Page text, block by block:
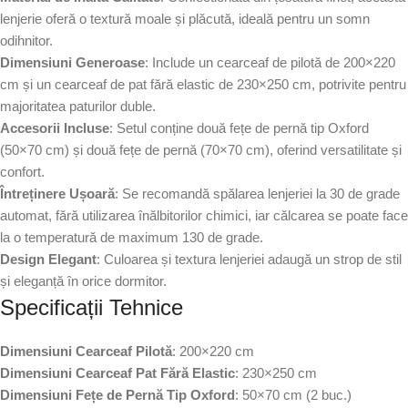
lenjerie oferă o textură moale și plăcută, ideală pentru un somn
odihnitor.
Dimensiuni Generoase: Include un cearceaf de pilotă de 200×220
cm și un cearceaf de pat fără elastic de 230×250 cm, potrivite pentru
majoritatea paturilor duble.
Accesorii Incluse: Setul conține două fețe de pernă tip Oxford
(50×70 cm) și două fețe de pernă (70×70 cm), oferind versatilitate și
confort.
Întreținere Ușoară: Se recomandă spălarea lenjeriei la 30 de grade
automat, fără utilizarea înălbitorilor chimici, iar călcarea se poate face
la o temperatură de maximum 130 de grade.
Design Elegant: Culoarea și textura lenjeriei adaugă un strop de stil
și eleganță în orice dormitor.
Specificații Tehnice
Dimensiuni Cearceaf Pilotă: 200×220 cm
Dimensiuni Cearceaf Pat Fără Elastic: 230×250 cm
Dimensiuni Fețe de Pernă Tip Oxford: 50×70 cm (2 buc.)